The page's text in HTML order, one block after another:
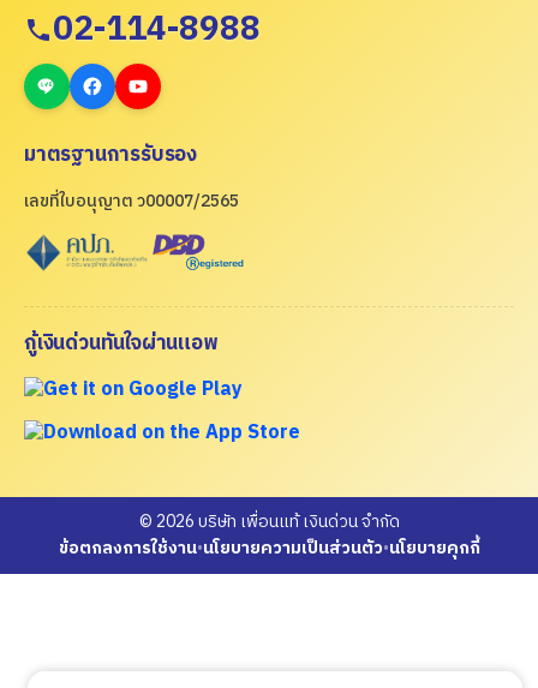
02-114-8988
มาตรฐานการรับรอง
เลขที่ใบอนุญาต ว00007/2565
กู้เงินด่วนทันใจผ่านแอพ
© 2026 บริษัท เพื่อนแท้ เงินด่วน จำกัด
ข้อตกลงการใช้งาน•นโยบายความเป็นส่วนตัว•นโยบายคุกกี้